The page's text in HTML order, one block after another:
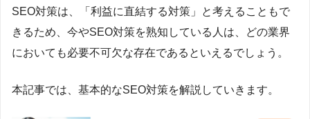
SEO対策は、「利益に直結する対策」と考えることもで
きるため、今やSEO対策を熟知している人は、どの業界
においても必要不可欠な存在であるといえるでしょう。
本記事では、基本的なSEO対策を解説していきます。